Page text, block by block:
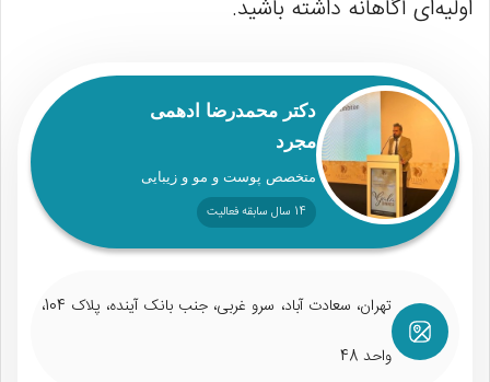
اولیه‌ای آگاهانه داشته باشید.
دکتر محمدرضا ادهمی
مجرد
متخصص پوست و مو و زیبایی
14 سال سابقه فعالیت
تهران، سعادت آباد، سرو غربی، جنب بانک آینده، پلاک 104،
واحد 48